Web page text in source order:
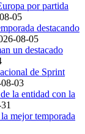
por partida
05
destacando
08-05
un destacado
de Sprint
03
la entidad con la
mejor temporada